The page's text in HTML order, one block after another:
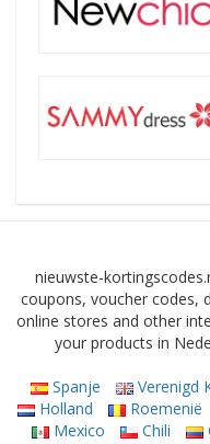
nieuwste-
coupons, voucher codes,
online stores and other
your products in
Spanje Verenigd
Holland
Roemenië
Mexico
Chili